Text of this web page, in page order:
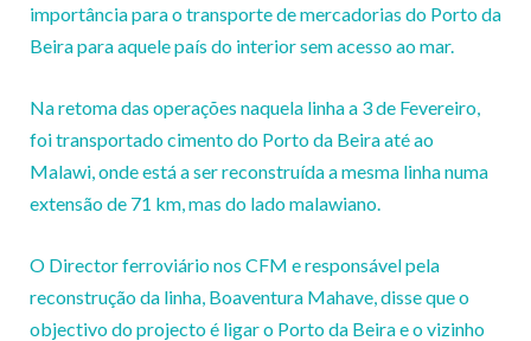
importância para o transporte de mercadorias do Porto da
Beira para aquele país do interior sem acesso ao mar.
Na retoma das operações naquela linha a 3 de Fevereiro,
foi transportado cimento do Porto da Beira até ao
Malawi, onde está a ser reconstruída a mesma linha numa
extensão de 71 km, mas do lado malawiano.
O Director ferroviário nos CFM e responsável pela
reconstrução da linha, Boaventura Mahave, disse que o
objectivo do projecto é ligar o Porto da Beira e o vizinho